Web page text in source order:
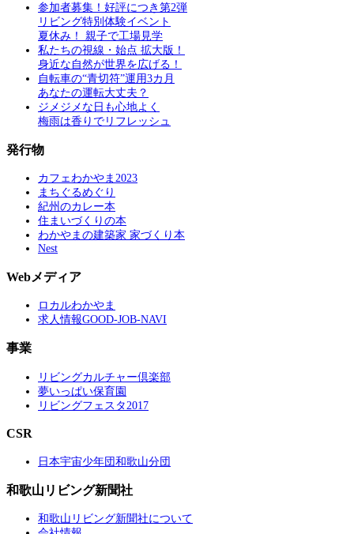
参加者募集！好評につき第2弾
リビング特別体験イベント
夏休み！ 親子で工場見学
私たちの視線・始点 拡大版！
身近な自然が世界を広げる！
自転車の“青切符”運用3カ月
あなたの運転大丈夫？
ジメジメな日も心地よく
梅雨は香りでリフレッシュ
発行物
カフェわかやま2023
まちぐるめぐり
紀州のカレー本
住まいづくりの本
わかやまの建築家 家づくり本
Nest
Webメディア
ロカルわかやま
求人情報GOOD-JOB-NAVI
事業
リビングカルチャー倶楽部
夢いっぱい保育園
リビングフェスタ2017
CSR
日本宇宙少年団和歌山分団
和歌山リビング新聞社
和歌山リビング新聞社について